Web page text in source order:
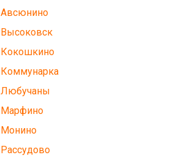
Авсюнино
Высоковск
Кокошкино
Коммунарка
Любучаны
Марфино
Монино
Рассудово